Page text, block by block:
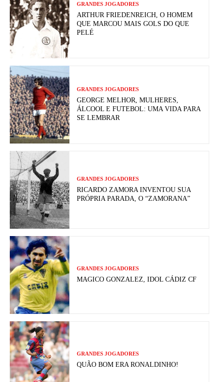
GRANDES JOGADORES
ARTHUR FRIEDENREICH, O HOMEM
QUE MARCOU MAIS GOLS DO QUE
PELÉ
GRANDES JOGADORES
GEORGE MELHOR, MULHERES,
ÁLCOOL E FUTEBOL: UMA VIDA PARA
SE LEMBRAR
GRANDES JOGADORES
RICARDO ZAMORA INVENTOU SUA
PRÓPRIA PARADA, O “ZAMORANA”
GRANDES JOGADORES
MAGICO GONZALEZ, IDOL CÁDIZ CF
GRANDES JOGADORES
QUÃO BOM ERA RONALDINHO!